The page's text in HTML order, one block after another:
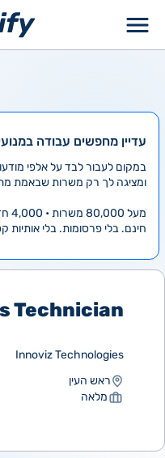
עדיין מחפשים עבודה
ומציגה לך רק משרות שבאמת
מעל 80,000 משרות • 4,000 חדשות ביום
חינם. בלי פרסומות. בלי אותיות
Technician
Innoviz Technologies
ראש העין
מלאה